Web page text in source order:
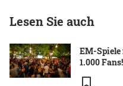
Lesen Sie auch
EM-
1.000 Fans!